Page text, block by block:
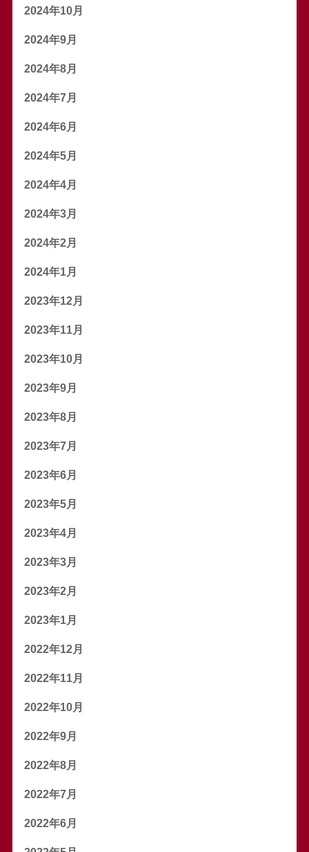
2024年10月
2024年9月
2024年8月
2024年7月
2024年6月
2024年5月
2024年4月
2024年3月
2024年2月
2024年1月
2023年12月
2023年11月
2023年10月
2023年9月
2023年8月
2023年7月
2023年6月
2023年5月
2023年4月
2023年3月
2023年2月
2023年1月
2022年12月
2022年11月
2022年10月
2022年9月
2022年8月
2022年7月
2022年6月